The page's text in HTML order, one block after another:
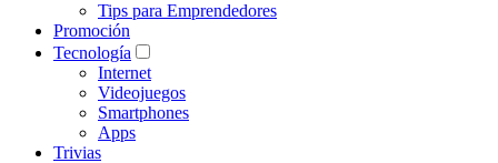
Tips para Emprendedores
Promoción
Tecnología
Internet
Videojuegos
Smartphones
Apps
Trivias